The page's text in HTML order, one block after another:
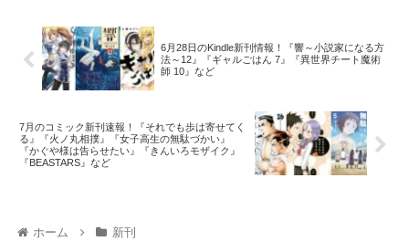
6月28日のKindle新刊情報！『響～小説家になる方
法～12』『ギャルごはん 7』『異世界チート魔術
師 10』など
7月のコミック新刊速報！『それでも歩は寄せてく
る』『火ノ丸相撲』『女子高生の無駄づかい』
『かぐや様は告らせたい』『きんいろモザイク』
『BEASTARS』など
ホーム 新刊